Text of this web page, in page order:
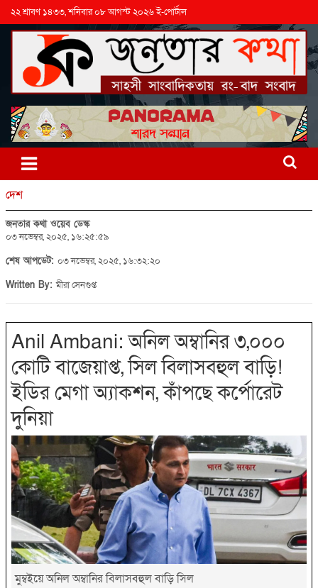
২২ শ্রাবণ ১৪৩৩, শনিবার ০৮ আগস্ট ২০২৬ ই-পোর্টাল
দেশ
জনতার কথা ওয়েব ডেস্ক
০৩ নভেম্বর, ২০২৫, ১৬:২৫:৫৯
শেষ আপডেট: ০৩ নভেম্বর, ২০২৫, ১৬:৩২:২০
Written By:মীরা সেনগুপ্ত
Anil Ambani: অনিল অম্বানির ৩,০০০
কোটি বাজেয়াপ্ত, সিল বিলাসবহুল বাড়ি!
ইডির মেগা অ্যাকশন, কাঁপছে কর্পোরেট
দুনিয়া
মুম্বইয়ে অনিল অম্বানির বিলাসবহুল বাড়ি সিল